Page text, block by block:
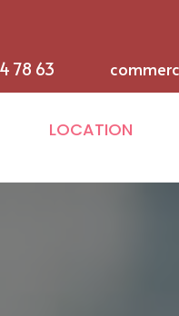
78 63
LOCATION